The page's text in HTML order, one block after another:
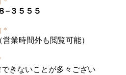
−３５５５
営業時間外も閲覧可能）
きないことが多々ござい